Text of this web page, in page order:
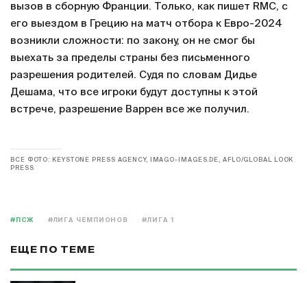
вызов в сборную Франции. Только, как пишет RMC, с
его выездом в Грецию на матч отбора к Евро-2024
возникли сложности: по закону, он не смог бы
выехать за пределы страны без письменного
разрешения родителей. Судя по словам Дидье
Дешама, что все игроки будут доступны к этой
встрече, разрешение Варрен все же получил.
ВСЕ ФОТО: KEYSTONE PRESS AGENCY, IMAGO-IMAGES.DE, AFLO/GLOBAL LOOK
PRESS
#ПСЖ #ЛИГА ЧЕМПИОНОВ #ЛИГА 1
ЕЩЕ ПО ТЕМЕ